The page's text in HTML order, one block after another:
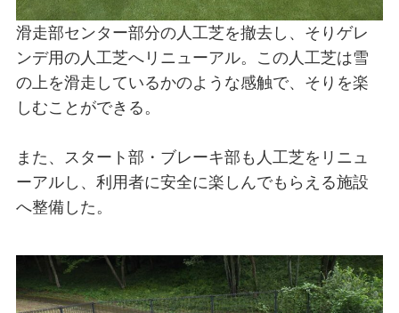
滑走部センター部分の人工芝を撤去し、そりゲレ
ンデ用の人工芝へリニューアル。この人工芝は雪
の上を滑走しているかのような感触で、そりを楽
しむことができる。
また、スタート部・ブレーキ部も人工芝をリニュ
ーアルし、利用者に安全に楽しんでもらえる施設
へ整備した。